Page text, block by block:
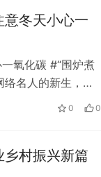
意冬天小心一
氧化碳 #“围炉煮
名人的新生，精
围着火炉煮茶”成
一个隐患，就是
0 0
乡村振兴新篇